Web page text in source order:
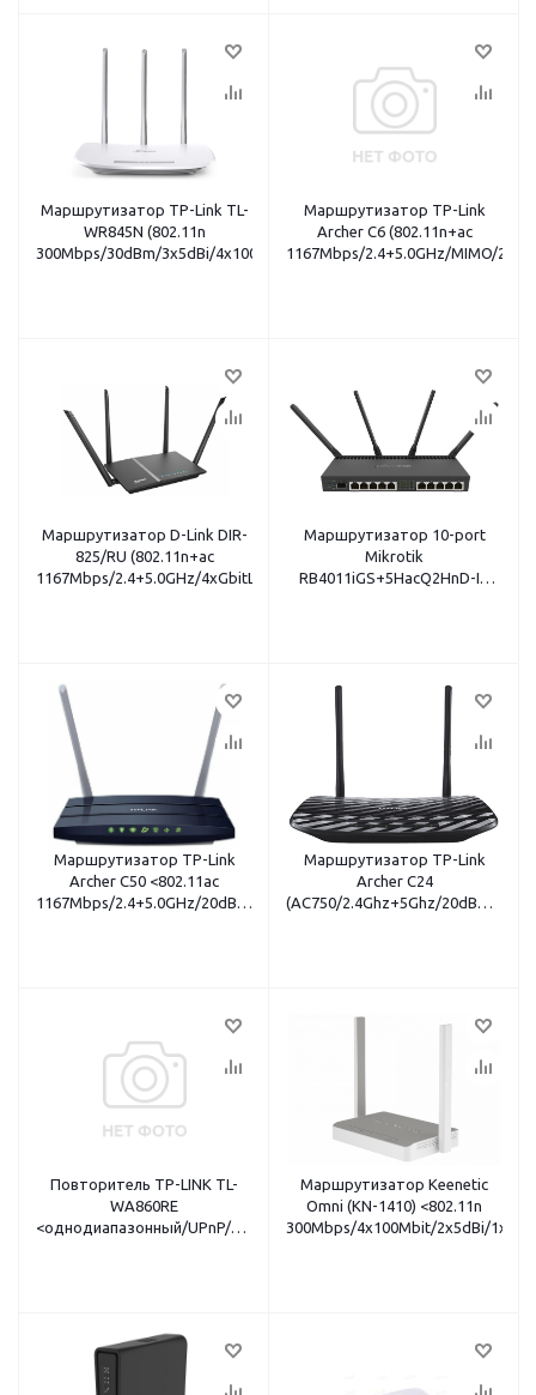
Маршрутизатор TP-Link TL-
WR845N (802.11n
300Mbps/30dBm/3x5dBi/4x100Mbit/1xWAN/VPN)
Маршрутизатор TP-Link
Archer C6 (802.11n+ac
1167Mbps/2.4+5.0GHz/MIMO/
Маршрутизатор D-Link DIR-
825/RU (802.11n+ac
1167Mbps/2.4+5.0GHz/4xGbitLAN/VPN/USB/4x5dBi)
Маршрутизатор 10-port
Mikrotik
RB4011iGS+5HacQ2HnD-IN
NAND/RouterOS 5/PoE на
десятом порту/-40 +45°C)
Маршрутизатор TP-Link
Archer C50 <802.11ac
1167Mbps/2.4+5.0GHz/20dBm/4x100
Маршрутизатор TP-Link
Archer C24
(AC750/2.4Ghz+5Ghz/20dBm/
Повторитель TP-LINK TL-
WA860RE
<однодиапазонный/UPnP/WEP/WPA/
Маршрутизатор Keenetic
Omni (KN-1410) <802.11n
300Mbps/4x100Mbit/2x5dBi/